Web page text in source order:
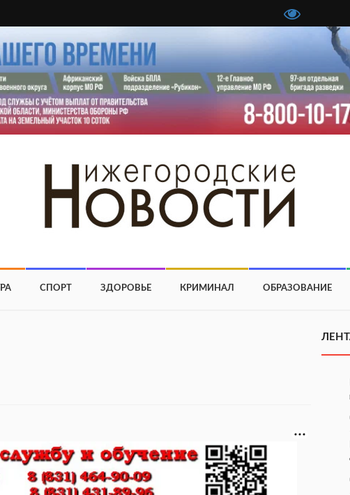
СПОРТ ЗДОРОВЬЕ КРИМИНАЛ ОБРАЗОВАНИЕ